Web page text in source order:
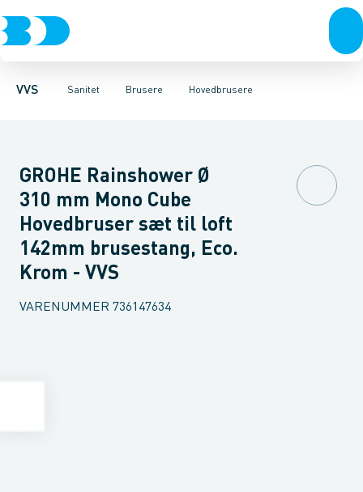
VVS Sanitet
Rør & fittingsPressfittings & rørKuglehaner & ventiler
Brusere
Toiletter, sæder og cisterner VaskeArmaturer
Hovedbrusere
HåndbrusereBruseslanger BrusesætBrusestænger
GROHE Rainshower Ø
310 mm Mono Cube
Hovedbruser sæt til loft
142mm brusestang, Eco.
Krom - VVS
VARENUMMER 736147634